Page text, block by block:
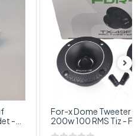
-
For-x Dome Tweeter
200w 100 RMS Tiz -
10cm Dome Tweeter